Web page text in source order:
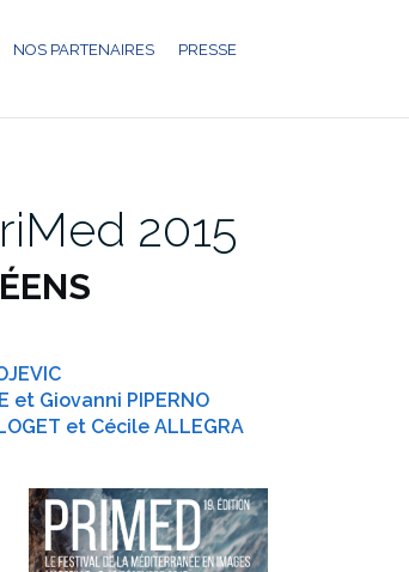
NOS PARTENAIRES PRESSE
2015
et Giovanni PIPERNO
et Cécile ALLEGRA